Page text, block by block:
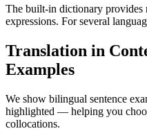
The built-in dictionary provides
expressions. For several
Translation in
Examples
We show bilingual sentence
highlighted — helping you
collocations.